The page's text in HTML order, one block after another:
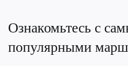
Ознакомьтесь с
популярными